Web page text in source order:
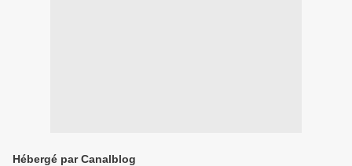
Hébergé par Canalblog